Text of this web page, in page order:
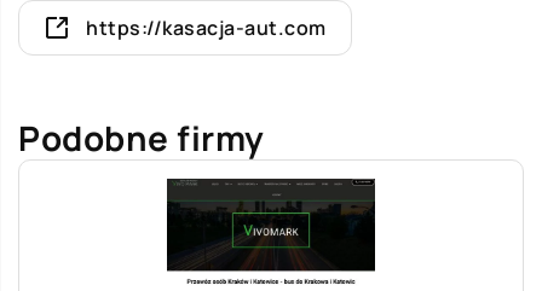
https://kasacja-aut.com
Podobne firmy